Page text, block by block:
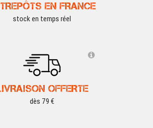
EN FRANCE
stock en temps réel
OFFERTE
dès 79 €